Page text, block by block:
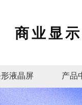
商业显
液晶屏 产品